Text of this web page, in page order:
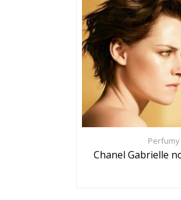
Perfumy
Chanel Gabrielle